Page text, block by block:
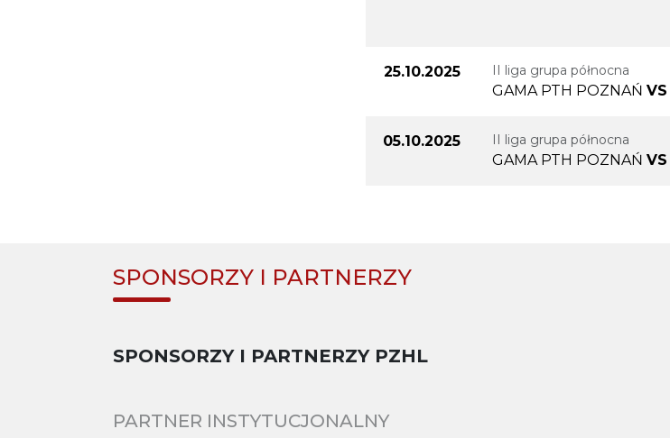
25.10.2025 II liga grupa północna
GAMA PTH POZNAŃ VS
05.10.2025 II liga grupa północna
GAMA PTH POZNAŃ VS
SPONSORZY I PARTNERZY
SPONSORZY I PARTNERZY PZHL
PARTNER INSTYTUCJONALNY